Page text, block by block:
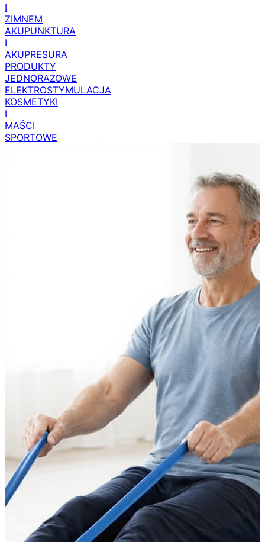
CIEPŁEM
I
ZIMNEM
AKUPUNKTURA
I
AKUPRESURA
PRODUKTY
JEDNORAZOWE
ELEKTROSTYMULACJA
KOSMETYKI
I
MAŚCI